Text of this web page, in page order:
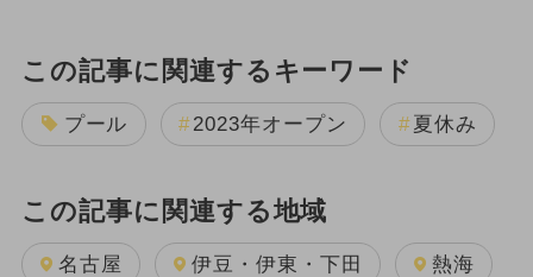
この記事に関連するキーワード
プール 2023年オープン 夏休み
この記事に関連する地域
名古屋 伊豆・伊東・下田 熱海